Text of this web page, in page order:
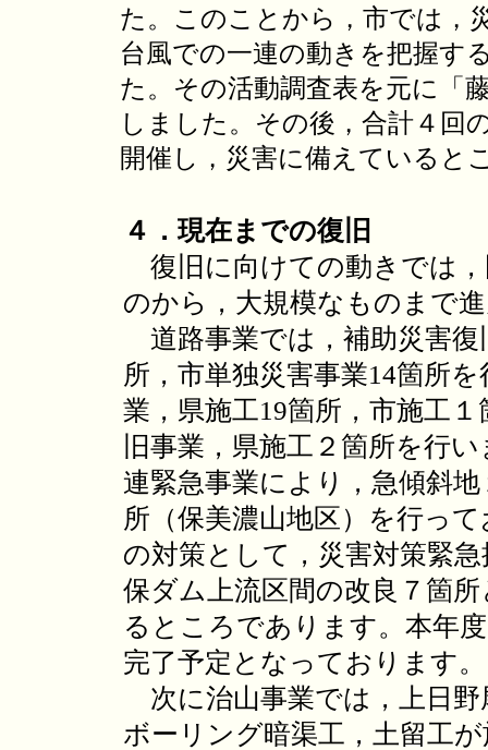
た。このことから，市では，
台風での一連の動きを把握す
た。その活動調査表を元に「
しました。その後，合計４回
開催し，災害に備えていると
４．現在までの復旧
復旧に向けての動きでは
のから，大規模なものまで
道路事業では，補助災害復
所，市単独災害事業14箇所
業，県施工19箇所，市施工
旧事業，県施工２箇所を行
連緊急事業により，急傾斜
所（保美濃山地区）を行っ
の対策として，災害対策緊
保ダム上流区間の改良７箇
るところであります。本年
完了予定となっております。
次に治山事業では，上日野
ボーリング暗渠工，土留工